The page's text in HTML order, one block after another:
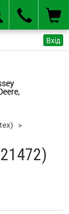
Вхід
>